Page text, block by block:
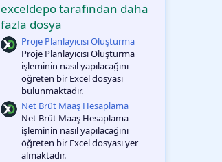
0
l
a
m
a
exceldepo tarafından daha
fazla dosya
Proje Planlayıcısı Oluşturma
Proje Planlayıcısı Oluşturma
işleminin nasıl yapılacağını
öğreten bir Excel dosyası
bulunmaktadır.
Net Brüt Maaş Hesaplama
Net Brüt Maaş Hesaplama
işleminin nasıl yapılacağını
öğreten bir Excel dosyası yer
almaktadır.